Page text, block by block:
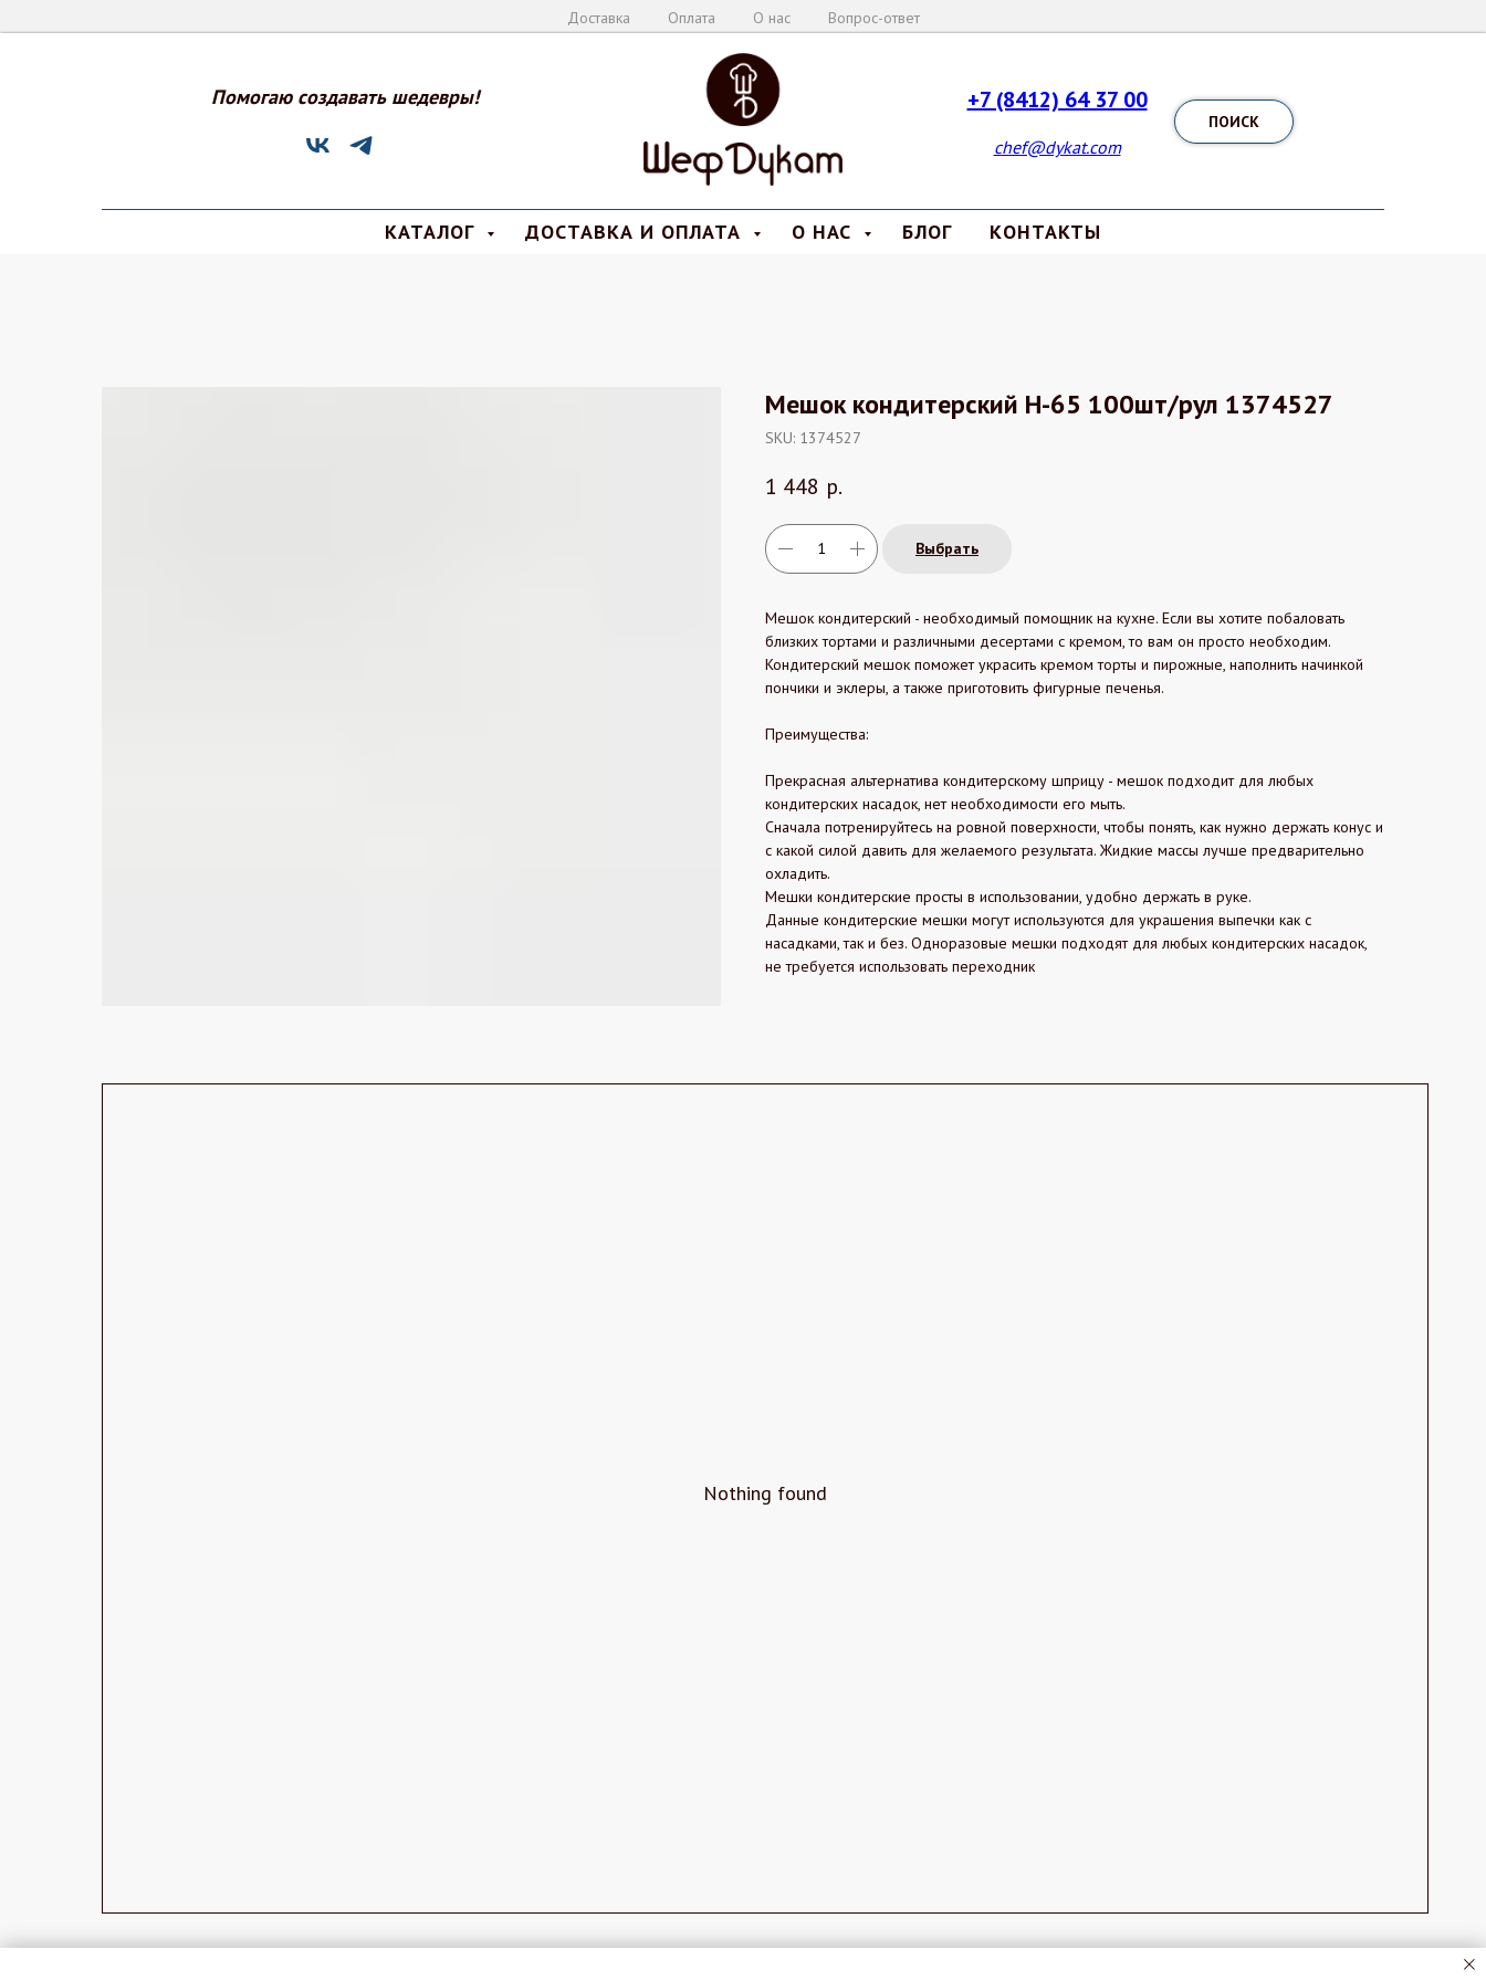
Доставка Оплата О нас Вопрос-ответ
Помогаю создавать шедевры! +7 (8412) 64 37 00
chef@dykat.com
ПОИСК
КАТАЛОГ ДОСТАВКА И ОПЛАТА О НАС БЛОГ КОНТАКТЫ
Мешок кондитерский Н-65 100шт/рул 1374527
SKU: 1374527
1 448 р.
Выбрать
Мешок кондитерский - необходимый помощник на кухне. Если вы хотите побаловать
близких тортами и различными десертами с кремом, то вам он просто необходим.
Кондитерский мешок поможет украсить кремом торты и пирожные, наполнить начинкой
пончики и эклеры, а также приготовить фигурные печенья.
Преимущества:
Прекрасная альтернатива кондитерскому шприцу - мешок подходит для любых
кондитерских насадок, нет необходимости его мыть.
Сначала потренируйтесь на ровной поверхности, чтобы понять, как нужно держать конус и
с какой силой давить для желаемого результата. Жидкие массы лучше предварительно
охладить.
Мешки кондитерские просты в использовании, удобно держать в руке.
Данные кондитерские мешки могут используются для украшения выпечки как с
насадками, так и без. Одноразовые мешки подходят для любых кондитерских насадок,
не требуется использовать переходник
Nothing found